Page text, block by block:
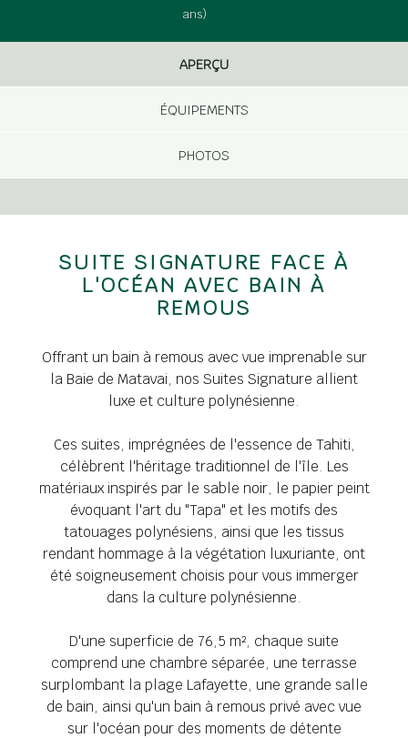
ans)
APERÇU
ÉQUIPEMENTS
PHOTOS
SUITE SIGNATURE FACE À
L'OCÉAN AVEC BAIN À
REMOUS
Offrant un bain à remous avec vue imprenable sur
la Baie de Matavai, nos Suites Signature allient
luxe et culture polynésienne.
Ces suites, imprégnées de l'essence de Tahiti,
célèbrent l'héritage traditionnel de l'île. Les
matériaux inspirés par le sable noir, le papier peint
évoquant l'art du "Tapa" et les motifs des
tatouages polynésiens, ainsi que les tissus
rendant hommage à la végétation luxuriante, ont
été soigneusement choisis pour vous immerger
dans la culture polynésienne.
D'une superficie de 76,5 m², chaque suite
comprend une chambre séparée, une terrasse
surplombant la plage Lafayette, une grande salle
de bain, ainsi qu'un bain à remous privé avec vue
sur l'océan pour des moments de détente